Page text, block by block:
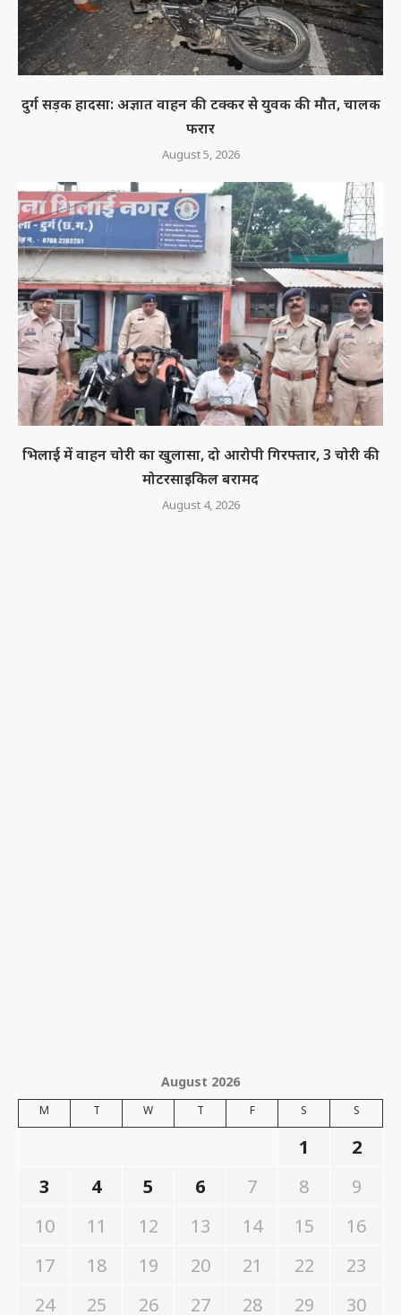
दुर्ग सड़क हादसा: अज्ञात वाहन की टक्कर से युवक की मौत, चालक
फरार
August 5, 2026
भिलाई में वाहन चोरी का खुलासा, दो आरोपी गिरफ्तार, 3 चोरी की
मोटरसाइकिल बरामद
August 4, 2026
August 2026
M T W T F S S
1
2
3
4 5 6 7 8
9
10
11 12 13 14 15
16
17
18 19 20 21 22
23
24
25 26 27 28 29 30